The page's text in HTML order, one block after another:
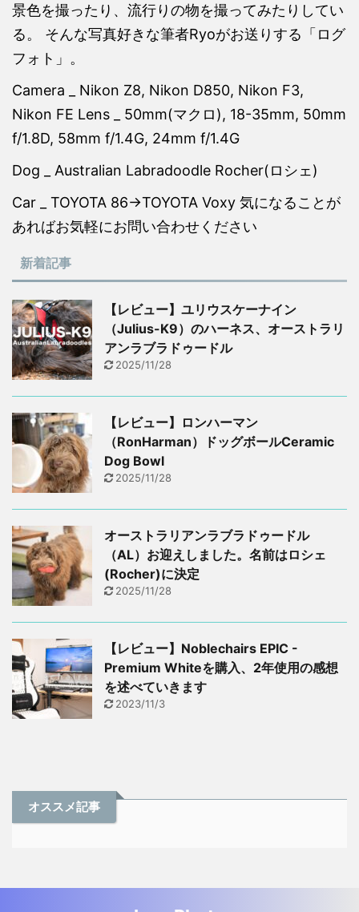
景色を撮ったり、流行りの物を撮ってみたりしてい
る。 そんな写真好きな筆者Ryoがお送りする「ログ
フォト」。
Camera _ Nikon Z8, Nikon D850, Nikon F3,
Nikon FE Lens _ 50mm(マクロ), 18-35mm, 50mm
f/1.8D, 58mm f/1.4G, 24mm f/1.4G
Dog _ Australian Labradoodle Rocher(ロシェ)
Car _ TOYOTA 86→TOYOTA Voxy 気になることが
あればお気軽にお問い合わせください
新着記事
【レビュー】ユリウスケーナイン
（Julius-K9）のハーネス、オーストラリ
アンラブラドゥードル
2025/11/28
【レビュー】ロンハーマン
（RonHarman）ドッグボールCeramic
Dog Bowl
2025/11/28
オーストラリアンラブラドゥードル
（AL）お迎えしました。名前はロシェ
(Rocher)に決定
2025/11/28
【レビュー】Noblechairs EPIC -
Premium Whiteを購入、2年使用の感想
を述べていきます
2023/11/3
オススメ記事